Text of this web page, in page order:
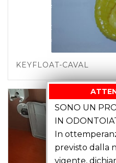
KEYFLOAT-CAVAL
SONO UN
IN
In
previsto dalla
vigente,